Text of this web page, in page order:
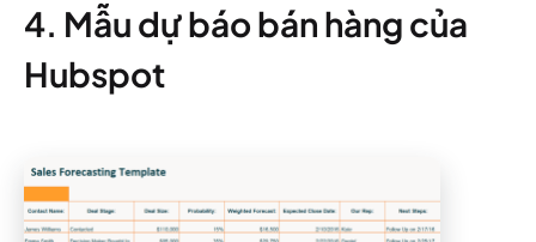
4. Mẫu dự báo bán hàng của
Hubspot